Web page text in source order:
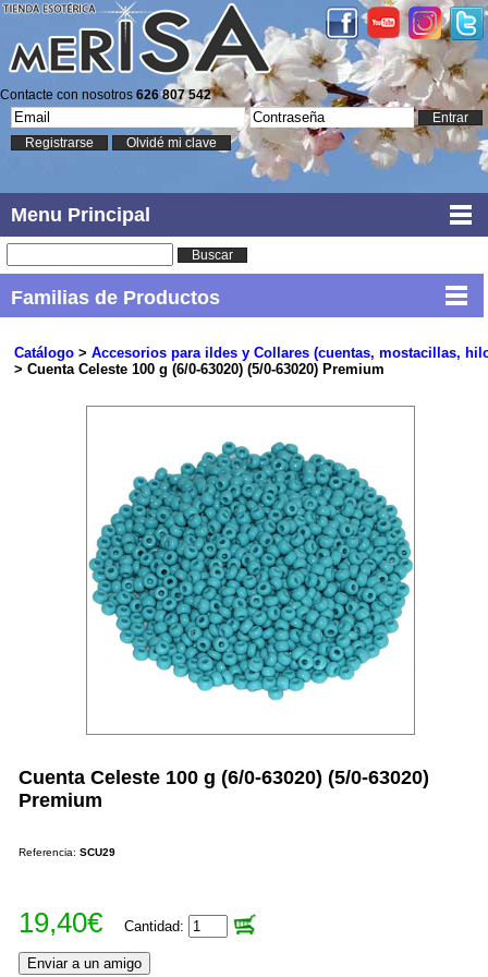
Contacte con nosotros 626 807 542
Entrar
Registrarse
Olvidé mi clave
Menu Principal
Buscar
Familias de Productos
Catálogo> Accesorios para ildes y Collares (cuentas, mostacillas,
> Cuenta Celeste 100 g (6/0-63020) (5/0-63020) Premium
Cuenta Celeste 100 g (6/0-63020) (5/0-63020)
Premium
Referencia:SCU29
19,40€ Cantidad: